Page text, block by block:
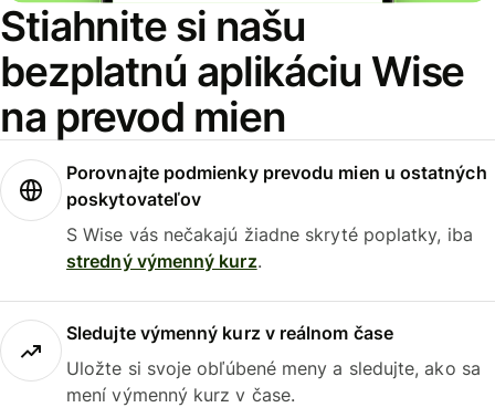
Stiahnite si našu
bezplatnú aplikáciu Wise
na prevod mien
Porovnajte podmienky prevodu mien u ostatných
poskytovateľov
S Wise vás nečakajú žiadne skryté poplatky, iba
stredný výmenný kurz.
Sledujte výmenný kurz v reálnom čase
Uložte si svoje obľúbené meny a sledujte, ako sa
mení výmenný kurz v čase.